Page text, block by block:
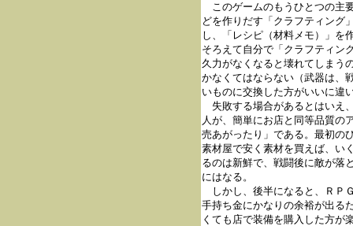
このゲームのもうひとつの主
どを作りだす「クラフティング
し、「レシピ（材料メモ）」を
そろえて自分で「クラフティン
久力がなくなると壊れてしまう
かなくてはならない（武器は、
いものに交換した方がいいに違
失敗する場合があるとはいえ
人が、簡単にお店と同等品質の
売あがったり」である。最初の
素材屋で安く素材を買えば、い
るのは新鮮で、戦闘後に敵が落
にはなる。
しかし、後半になると、ＲＰ
手持ち金にかなりの余裕が出る
くても店で装備を購入した方が